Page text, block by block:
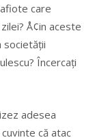
care
Å¢in aceste
societății
Încercați
adesea
că atac